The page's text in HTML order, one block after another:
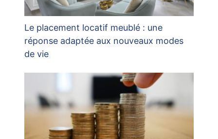
Le placement locatif meublé : une
réponse adaptée aux nouveaux modes
de vie